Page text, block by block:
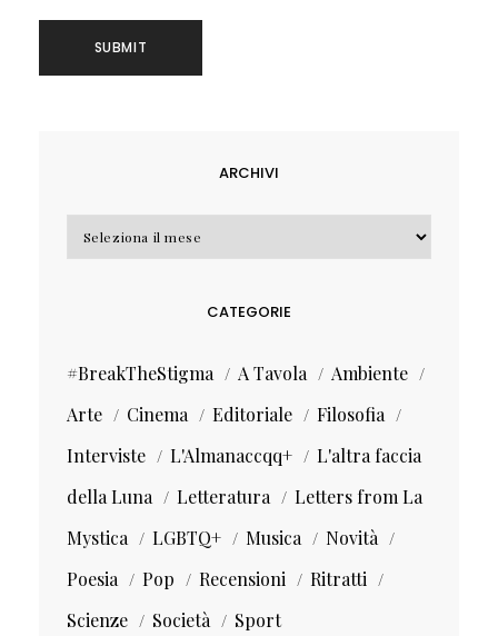
ARCHIVI
Archivi
CATEGORIE
#BreakTheStigma A Tavola
Ambiente
Arte
Cinema Editoriale
Filosofia
Interviste
L'Almanaccqq+
L'altra faccia
della Luna
Letteratura
Letters from La
Mystica
LGBTQ+ Musica
Novità
Poesia
Pop Recensioni
Ritratti
Scienze
Società Sport